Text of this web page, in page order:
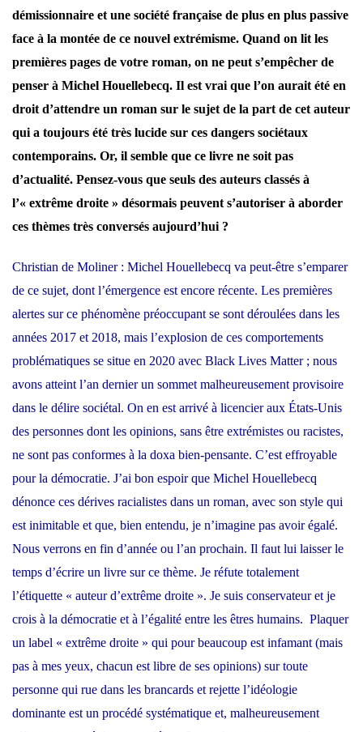
démissionnaire et une société française de plus en plus passive
face à la montée de ce nouvel extrémisme. Quand on lit les
premières pages de votre roman, on ne peut s’empêcher de
penser à Michel Houellebecq. Il est vrai que l’on aurait été en
droit d’attendre un roman sur le sujet de la part de cet auteur
qui a toujours été très lucide sur ces dangers sociétaux
contemporains. Or, il semble que ce livre ne soit pas
d’actualité. Pensez-vous que seuls des auteurs classés à
l’« extrême droite » désormais peuvent s’autoriser à aborder
ces thèmes très conversés aujourd’hui ?
Christian de Moliner : Michel Houellebecq va peut-être s’emparer
de ce sujet, dont l’émergence est encore récente. Les premières
alertes sur ce phénomène préoccupant se sont déroulées dans les
années 2017 et 2018, mais l’explosion de ces comportements
problématiques se situe en 2020 avec Black Lives Matter ; nous
avons atteint l’an dernier un sommet malheureusement provisoire
dans le délire sociétal. On en est arrivé à licencier aux États-Unis
des personnes dont les opinions, sans être extrémistes ou racistes,
ne sont pas conformes à la doxa bien-pensante. C’est effroyable
pour la démocratie. J’ai bon espoir que Michel Houellebecq
dénonce ces dérives racialistes dans un roman, avec son style qui
est inimitable et que, bien entendu, je n’imagine pas avoir égalé.
Nous verrons en fin d’année ou l’an prochain. Il faut lui laisser le
temps d’écrire un livre sur ce thème. Je réfute totalement
l’étiquette « auteur d’extrême droite ». Je suis conservateur et je
crois à la démocratie et à l’égalité entre les êtres humains. Plaquer
un label « extrême droite » qui pour beaucoup est infamant (mais
pas à mes yeux, chacun est libre de ses opinions) sur toute
personne qui rue dans les brancards et rejette l’idéologie
dominante est un procédé systématique et, malheureusement